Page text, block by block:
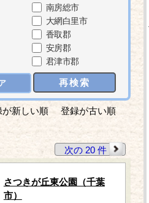
南房総市
大網白里市
香取郡
安房郡
君津市郡
再検索
が新しい順 登録が古い順
次の 20 件
さつきが丘東公園（千葉
市）